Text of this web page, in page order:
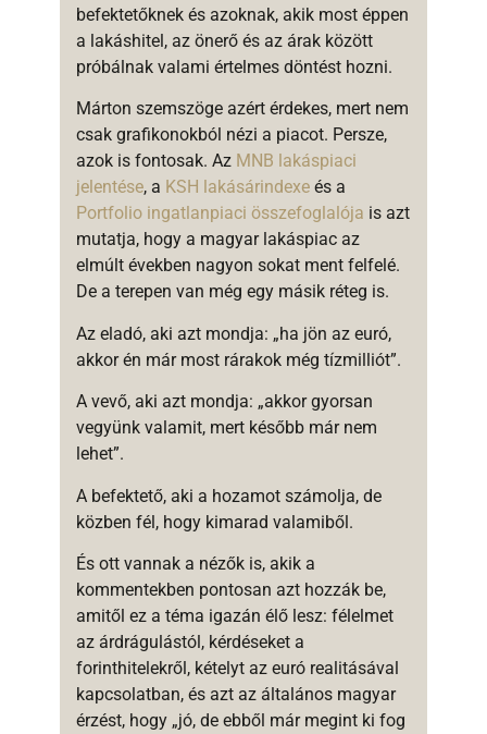
befektetőknek és azoknak, akik most éppen
a lakáshitel, az önerő és az árak között
próbálnak valami értelmes döntést hozni.
Márton szemszöge azért érdekes, mert nem
csak grafikonokból nézi a piacot. Persze,
azok is fontosak. Az MNB lakáspiaci
jelentése, a KSH lakásárindexe és a
Portfolio ingatlanpiaci összefoglalója is azt
mutatja, hogy a magyar lakáspiac az
elmúlt években nagyon sokat ment felfelé.
De a terepen van még egy másik réteg is.
Az eladó, aki azt mondja: „ha jön az euró,
akkor én már most rárakok még tízmilliót”.
A vevő, aki azt mondja: „akkor gyorsan
vegyünk valamit, mert később már nem
lehet”.
A befektető, aki a hozamot számolja, de
közben fél, hogy kimarad valamiből.
És ott vannak a nézők is, akik a
kommentekben pontosan azt hozzák be,
amitől ez a téma igazán élő lesz: félelmet
az árdrágulástól, kérdéseket a
forinthitelekről, kételyt az euró realitásával
kapcsolatban, és azt az általános magyar
érzést, hogy „jó, de ebből már megint ki fog